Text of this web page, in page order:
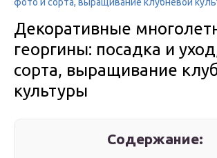
Декоративные
георгины: посадка и
сорта, выращивание
культуры
Содержание: